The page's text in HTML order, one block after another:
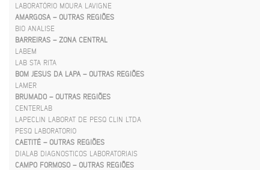
LABORATÓRIO MOURA LAVIGNE
AMARGOSA – OUTRAS REGIÕES
BIO ANALISE
BARREIRAS – ZONA CENTRAL
LABEM
LAB STA RITA
BOM JESUS DA LAPA – OUTRAS REGIÕES
LAMER
BRUMADO – OUTRAS REGIÕES
CENTERLAB
LAPECLIN LABORAT DE PESQ CLIN LTDA
PESQ LABORATORIO
CAETITÉ – OUTRAS REGIÕES
DIALAB DIAGNOSTICOS LABORATORIAIS
CAMPO FORMOSO – OUTRAS REGIÕES